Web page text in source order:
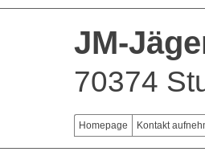
JM-
70374
Homepage Kontakt